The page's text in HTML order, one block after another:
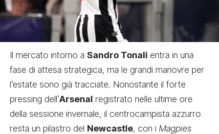
Il mercato intorno a Sandro Tonali entra in una
fase di attesa strategica, ma le grandi manovre per
l’estate sono già tracciate. Nonostante il forte
pressing dell’Arsenal registrato nelle ultime ore
della sessione invernale, il centrocampista azzurro
resta un pilastro del Newcastle, con i Magpies